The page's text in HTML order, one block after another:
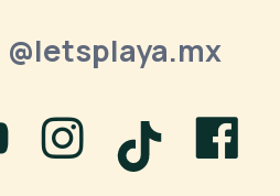
@letsplaya.mx